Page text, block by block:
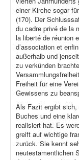
einer Kirche sogar
(170). Der
du cadre privé de la
la liberté de réunion
d’association et
außerhalb und
zu verkünden
Freiheit für eine
Gewissens zu
Als Fazit ergibt sich,
Buches und eine
realisiert hat. Es
greift auf wichtige
zurück. Sie kennt
neutestamentlichen